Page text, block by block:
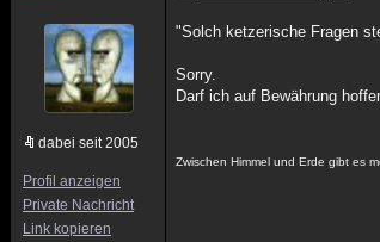
dabei seit 2005
Profil anzeigen
Private Nachricht
Link kopieren
"Solch ketzerische Fragen
Sorry.
Darf ich auf Bewährung
Zwischen Himmel und Erde gibt es